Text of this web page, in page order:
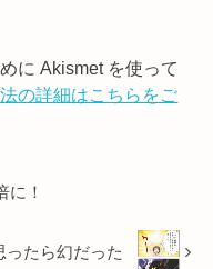
に Akismet を使って
の詳細はこちらをご
に！
ったら幻だった